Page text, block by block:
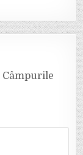
Câmpurile